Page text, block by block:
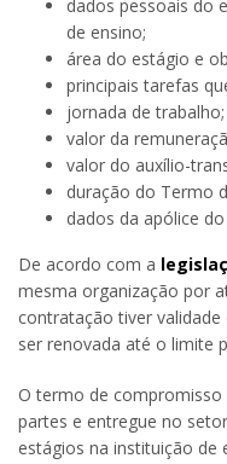
dados pessoais do
de ensino;
área do estágio e
principais tarefas
jornada de trabalho;
valor da
valor do auxílio-
duração do Termo
dados da apólice
De acordo com a
mesma organização por
contratação tiver
ser renovada até o limite
O termo de compromisso
partes e entregue no
estágios na instituição de